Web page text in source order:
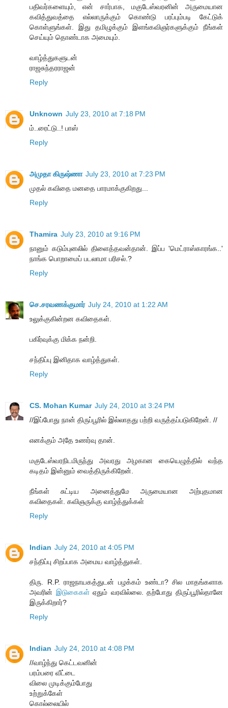
பதிவர்களையும், என் சார்பாக, மகுடேஸ்வரனின் அருமையான
கவித்துவத்தை எல்லாருக்கும் கொண்டு பரப்பும்படி கேட்டுக்
கொள்ளுங்கள். இது தமிழுக்கும் இளங்கவிஞர்களுக்கும் நீங்கள்
செய்யும் தொண்டாக அமையும்.
வாழ்த்துகளுடன்
ராஜசுந்தரராஜன்
Reply
Unknown July 23, 2010 at 7:18 PM
ம்..ரைட்டு..! பாஸ்
Reply
அமுதா கிருஷ்ணா July 23, 2010 at 7:23 PM
முதல் கவிதை மனதை பாரமாக்குகிறது...
Reply
Thamira July 23, 2010 at 9:16 PM
நானும் கடும்புனலில் திளைத்தவன்தான். இப்ப 'மெட்ராஸ்காரங்க..'
நாங்க பொறாமைப் படலாமா பரிசல்.?
Reply
செ.சரவணக்குமார் July 24, 2010 at 1:22 AM
உலுக்குகின்றன கவிதைகள்.
பகிர்வுக்கு மிக்க நன்றி.
சந்திப்பு இனிதாக வாழ்த்துகள்.
Reply
CS. Mohan Kumar July 24, 2010 at 3:24 PM
//இப்போது நான் திருப்பூரில் இல்லாதது பற்றி வருத்தப்படுகிறேன். //
எனக்கும் அதே உணர்வு தான்.
மகுடேஸ்வரநிடமிருந்து அவரது அழகான கையெழுத்தில் வந்த
கடிதம் இன்னும் வைத்திருக்கிறேன்.
நீங்கள் சுட்டிய அனைத்துமே அருமையான அற்புதமான
கவிதைகள். கவிஞருக்கு வாழ்த்துக்கள்
Reply
Indian July 24, 2010 at 4:05 PM
சந்திப்பு சிறப்பாக அமைய வாழ்த்துகள்.
திரு. R.P. ராஜநாயகத்துடன் பழக்கம் உண்டா? சில மாதங்களாக
அவரின் இடுகைகள்ஏதும் வரவில்லை. தற்போது திருப்பூரில்தானே
இருக்கிறார்?
Reply
Indian July 24, 2010 at 4:08 PM
//வாழ்ந்து கெட்டவனின்
பரம்பரை வீட்டை
விலை முடிக்கும்போது
உற்றுக்கேள்
கொல்லையில்